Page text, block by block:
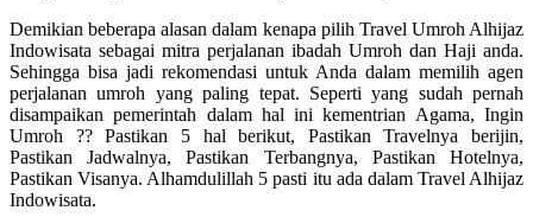
Demikian beberapa alasan dalam kenapa pilih Travel Umroh Alhijaz
Indowisata sebagai mitra perjalanan ibadah Umroh dan Haji anda.
Sehingga bisa jadi rekomendasi untuk Anda dalam memilih agen
perjalanan umroh yang paling tepat. Seperti yang sudah pernah
disampaikan pemerintah dalam hal ini kementrian Agama, Ingin
Umroh ?? Pastikan 5 hal berikut, Pastikan Travelnya berijin,
Pastikan Jadwalnya, Pastikan Terbangnya, Pastikan Hotelnya,
Pastikan Visanya. Alhamdulillah 5 pasti itu ada dalam Travel Alhijaz
Indowisata.